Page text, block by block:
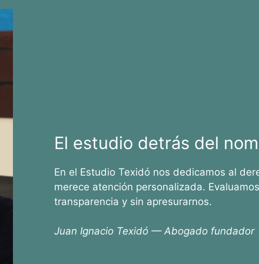
El estudio detrás del
En el Estudio Texidó nos dedicamos al
merece atención personalizada.
transparencia y sin apresurarnos.
Juan Ignacio Texidó — Abogado fundador